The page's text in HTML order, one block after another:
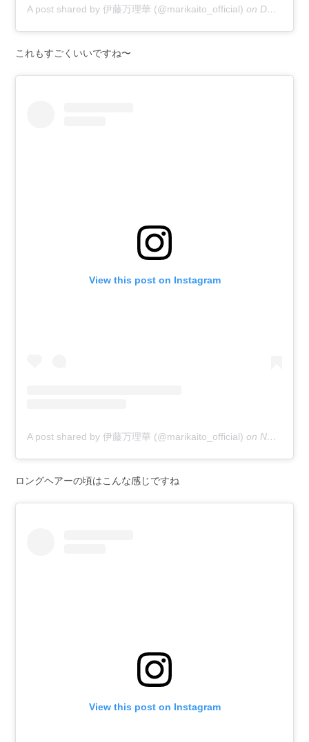
A post shared by 伊藤万理華 (@marikaito_official) onDec 11, 2018 at 4:52pm PST
これもすごくいいですね〜
View this post on Instagram
A post shared by 伊藤万理華 (@marikaito_official) on Nov 14, 2018 at 6:07am PST
ロングヘアーの頃はこんな感じですね
View this post on Instagram